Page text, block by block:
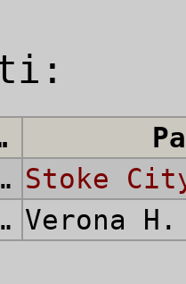
Italiano Stoke
Italiano Verona